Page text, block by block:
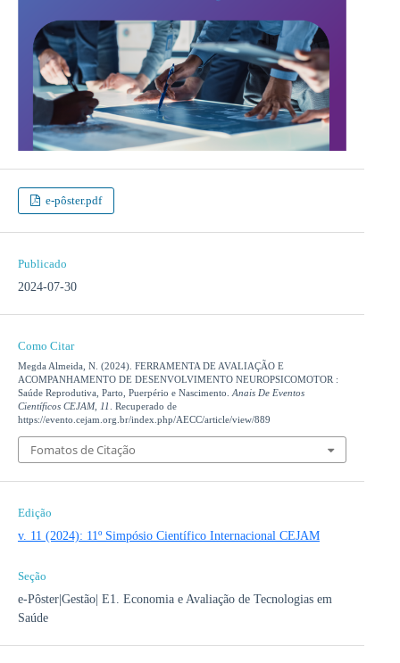
e-pôster.pdf
Publicado
2024-07-30
Como Citar
Megda Almeida, N. (2024). FERRAMENTA DE AVALIAÇÃO E
ACOMPANHAMENTO DE DESENVOLVIMENTO NEUROPSICOMOTOR :
Saúde Reprodutiva, Parto, Puerpério e Nascimento. Anais De Eventos
Científicos CEJAM, 11
. Recuperado de
https://evento.cejam.org.br/index.php/AECC/article/view/889
Fomatos de Citação
Edição
v. 11 (2024): 11º Simpósio Científico Internacional CEJAM
Seção
e-Pôster|Gestão| E1. Economia e Avaliação de Tecnologias em
Saúde